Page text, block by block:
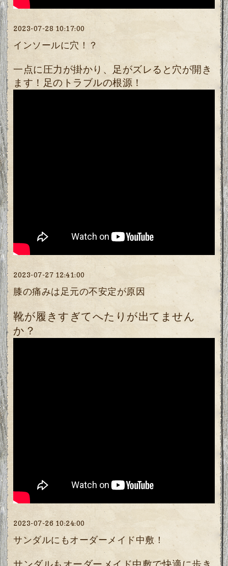
2023-07-28 10:17:00
インソールに穴！？
一点に圧力が掛かり、足がズレると穴が開き
ます！足のトラブルの根源！
2023-07-27 12:41:00
膝の痛みは足元の不安定が原因
靴が履きすぎてへたりが出てません
か？
2023-07-26 10:24:00
サンダルにもオーダーメイド中敷！